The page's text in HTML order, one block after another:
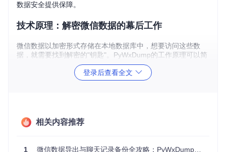
数据安全提供保障。
技术原理：解密微信数据的幕后工作
微信数据以加密形式存储在本地数据库中，想要访问这些数
据，就需要找到解密的"钥匙"。PyWxDump的工作原理可以简
单理解为以下几个步骤：
首先，进行内存特征扫描（即通过特定特征值定位关键数
数据的读取和导出。
登录后查看全文
相关内容推荐
1 微信数据导出与聊天记录备份全攻略：PyWxDump实战指南